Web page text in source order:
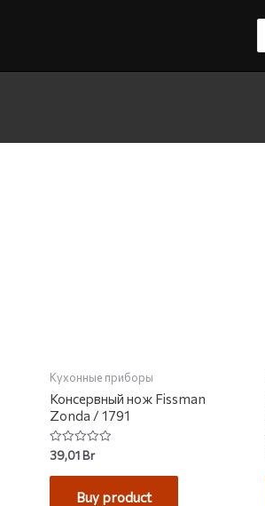
Кухонные приборы
Консервный нож Fissman
Zonda / 1791
Rated
0
out
39,01Br
Buy product